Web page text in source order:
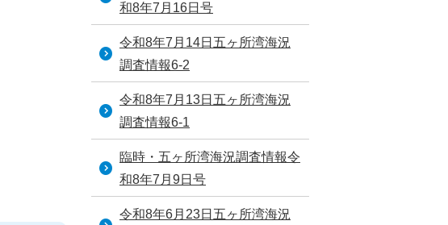
和8年7月16日号
令和8年7月14日五ヶ所湾海況
調査情報6-2
令和8年7月13日五ヶ所湾海況
調査情報6-1
臨時・五ヶ所湾海況調査情報令
和8年7月9日号
令和8年6月23日五ヶ所湾海況